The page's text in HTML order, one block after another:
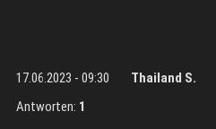
17.06.2023 - 09:30 Thailand S.
Antworten: 1